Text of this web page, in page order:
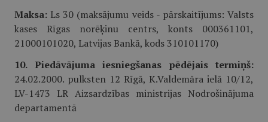
Maksa: Ls 30 (maksājumu veids - pārskaitījums: Valsts
kases Rīgas norēķinu centrs, konts 000361101,
21000101020, Latvijas Bankā, kods 310101170)
10. Piedāvājuma iesniegšanas pēdējais termiņš:
24.02.2000. pulksten 12 Rīgā, K.Valdemāra ielā 10/12,
LV-1473 LR Aizsardzības ministrijas Nodrošinājuma
departamentā